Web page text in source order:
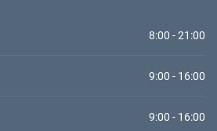
8:00 - 21:00
9:00 - 16:00
9:00 - 16:00